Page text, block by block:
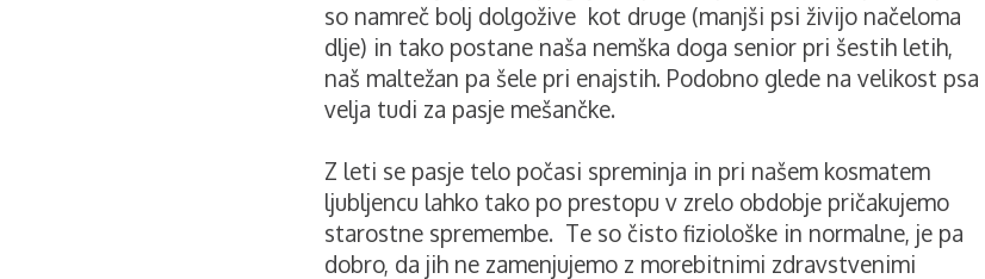
so namreč bolj dolgožive kot druge (manjši psi živijo načeloma
dlje) in tako postane naša nemška doga senior pri šestih letih,
naš maltežan pa šele pri enajstih. Podobno glede na velikost psa
velja tudi za pasje mešančke.
Z leti se pasje telo počasi spreminja in pri našem kosmatem
ljubljencu lahko tako po prestopu v zrelo obdobje pričakujemo
starostne spremembe. Te so čisto fiziološke in normalne, je pa
dobro, da jih ne zamenjujemo z morebitnimi zdravstvenimi